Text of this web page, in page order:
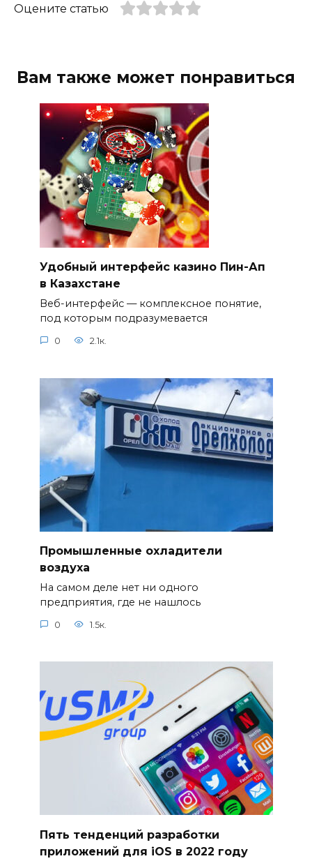
Оцените статью
Вам также может понравиться
Удобный интерфейс казино Пин-Ап
в Казахстане
Веб-интерфейс — комплексное понятие,
под которым подразумевается
0 2.1к.
Промышленные охладители
воздуха
На самом деле нет ни одного
предприятия, где не нашлось
0 1.5к.
Пять тенденций разработки
приложений для iOS в 2022 году